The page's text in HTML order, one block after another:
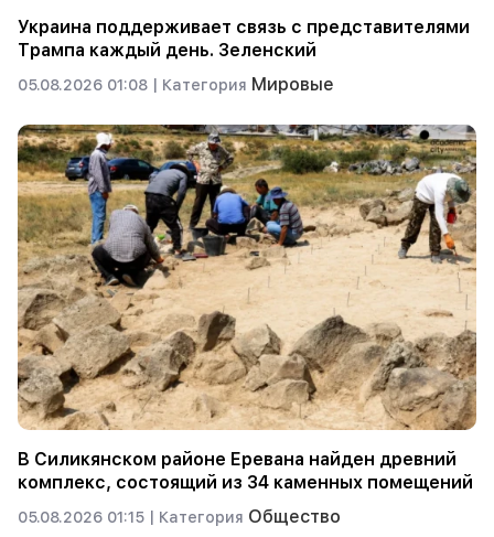
Украина поддерживает связь с представителями
Трампа каждый день. Зеленский
05.08.2026 01:08 | Категория Мировые
В Силикянском районе Еревана найден древний
комплекс, состоящий из 34 каменных помещений
05.08.2026 01:15 | Категория Общество